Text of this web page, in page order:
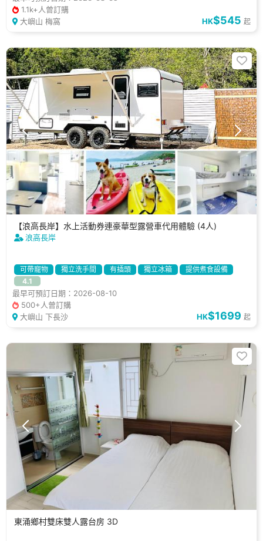
1.1k+人曾訂購
大嶼山 梅窩
HK$545 起
【浪高長岸】水上活動券連豪華型露營車代用體驗 (4人)
浪高長岸
可帶寵物 獨立洗手間 有插頭 獨立冰箱
提供煮食設備
觀星天窗
小朋友好去處
4.1
最早可預訂日期：2026-08-10
500+人曾訂購
大嶼山 下長沙
HK$1699 起
東涌鄉村雙床雙人露台房 3D